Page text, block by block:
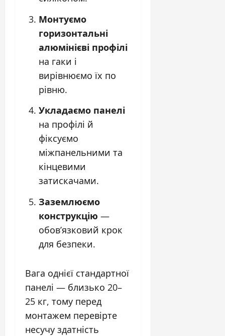
Монтуємо
горизонтальні
алюмінієві профілі
на гаки і
вирівнюємо їх по
рівню.
Укладаємо панелі
на профілі й
фіксуємо
міжпанельними та
кінцевими
затискачами.
Заземлюємо
конструкцію —
обов’язковий крок
для безпеки.
Вага однієї стандартної
панелі — близько 20–
25 кг, тому перед
монтажем перевірте
несучу здатність